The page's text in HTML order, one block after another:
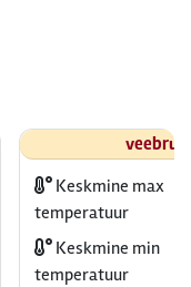
Keskmine max
temperatuur
Keskmine min
temperatuur